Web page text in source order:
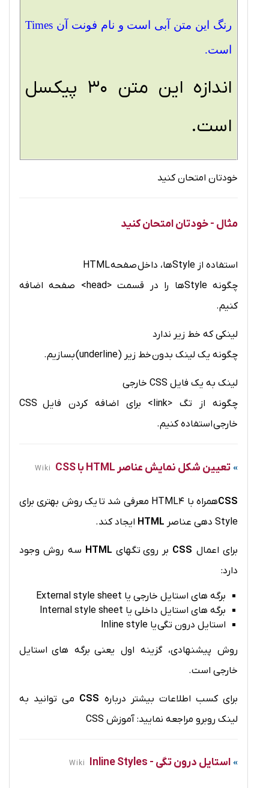
رنگ این متن آبی است و نام فونت آن Times
است.
اندازه این متن 30 پیکسل
است.
خودتان امتحان کنید
مثال - خودتان امتحان کنید
استفاده از Styleها، داخل صفحه HTML
چگونه Styleها را در قسمت <head> صفحه اضافه
کنیم.
لینکی که خط زیر ندارد
چگونه یک لینک بدون خط زیر (underline) بسازیم.
لینک به یک فایل CSS خارجی
چگونه از تگ <link> برای اضافه کردن فایل CSS
خارجی استفاده کنیم.
تعیین شکل نمایش عناصر HTML با CSS Wiki
CSS
همراه با HTML4 معرفی شد تا یک روش بهتری برای
Style دهی عناصر
HTML ایجاد کند.
برای اعمال CSS بر روی تگهای HTML سه روش وجود
دارد:
برگه های استایل خارجی یا External style sheet
برگه های استایل داخلی یا Internal style sheet
استایل درون تگی یا Inline style
روش پیشنهادی، گزینه اول یعنی برگه های استایل
خارجی است.
برای کسب اطلاعات بیشتر درباره CSS می توانید به
لینک روبرو مراجعه نمایید: آموزش CSS
استایل درون تگی - Inline Styles Wiki